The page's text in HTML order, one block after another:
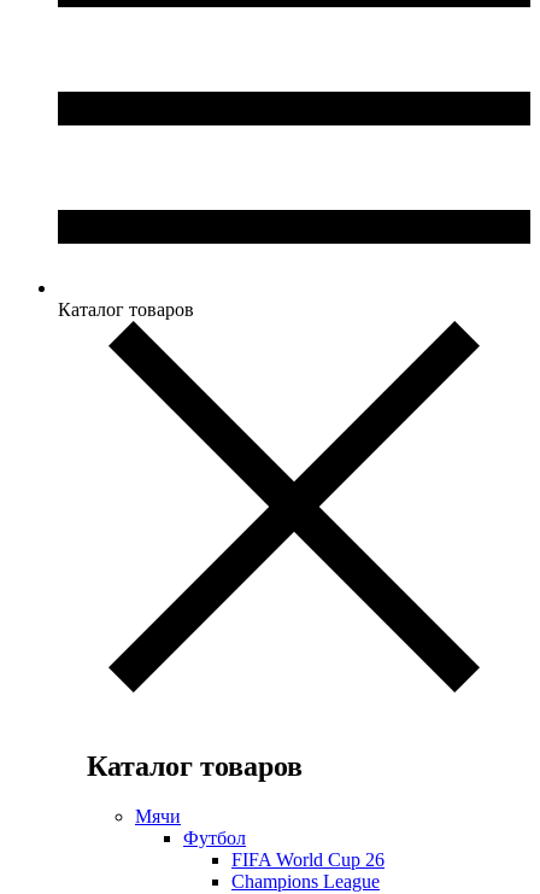
Каталог товаров
Каталог товаров
Мячи
Футбол
FIFA World Cup 26
Champions League